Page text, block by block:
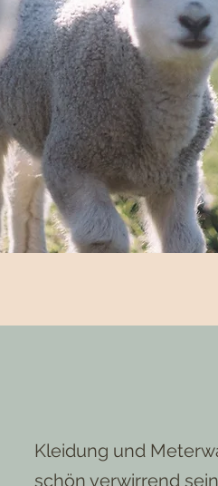
Kleidung und
schön verwirrend